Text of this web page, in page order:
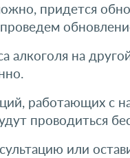
придется
алкоголя на
работающих с
проводиться
или